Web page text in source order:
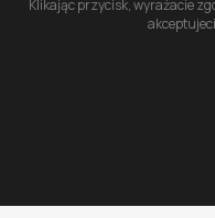
Klikając przycisk, wyrażacie